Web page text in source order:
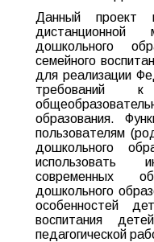
Данный проект
дистанционной
дошкольного
семейного
для реализации
требований к
образования.
пользователям
дошкольного
использовать
современных
дошкольного
особенностей
воспитания
педагогической